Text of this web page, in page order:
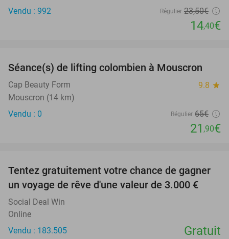
Vendu : 992
Régulier 23,50€
14,40€
66%
TODAY
Séance(s) de lifting colombien à Mouscron
Cap Beauty Form 9.8 star
Mouscron (14 km)
Vendu : 0
Régulier 65€
21 ,90€
Tentez gratuitement votre chance de gagner
un voyage de rêve d'une valeur de 3.000 €
Social Deal Win
Online
Vendu : 183.505
Gratuit